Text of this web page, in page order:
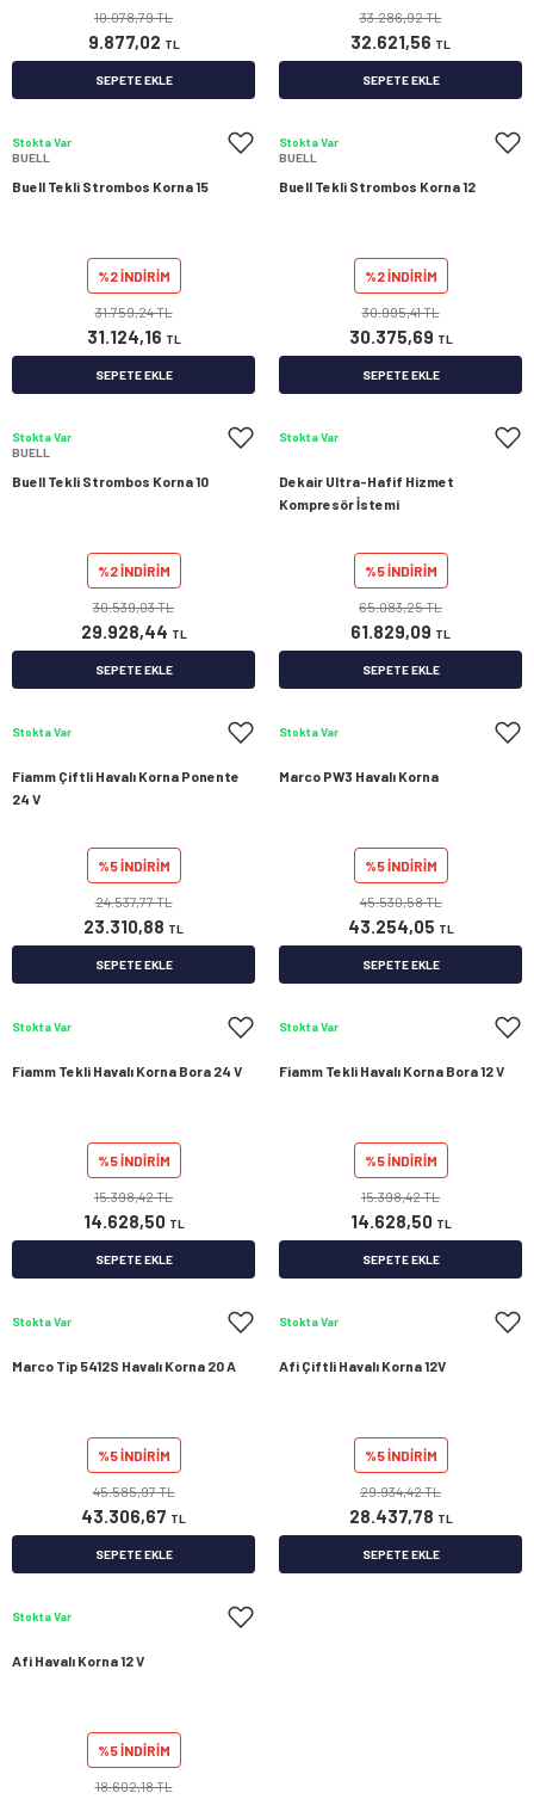
9.877,02 TL
10.078,79 TL
SEPETE EKLE
32.621,56 TL
33.286,92 TL
SEPETE EKLE
Stokta Var
BUELL
Buell Tekli Strombos Korna 15
%2 İNDİRİM
31.124,16 TL
31.759,24 TL
SEPETE EKLE
Stokta Var
BUELL
Buell Tekli Strombos Korna 12
%2 İNDİRİM
30.375,69 TL
30.995,41 TL
SEPETE EKLE
Stokta Var
BUELL
Buell Tekli Strombos Korna 10
%2 İNDİRİM
29.928,44 TL
30.539,03 TL
SEPETE EKLE
Stokta Var
Dekair Ultra-Hafif Hizmet
Kompresör İstemi
%5 İNDİRİM
61.829,09 TL
65.083,25 TL
SEPETE EKLE
Stokta Var
Fiamm Çiftli Havalı Korna Ponente
24 V
%5 İNDİRİM
23.310,88 TL
24.537,77 TL
SEPETE EKLE
Stokta Var
Marco PW3 Havalı Korna
%5 İNDİRİM
43.254,05 TL
45.530,58 TL
SEPETE EKLE
Stokta Var
Fiamm Tekli Havalı Korna Bora 24 V
%5 İNDİRİM
14.628,50 TL
15.398,42 TL
SEPETE EKLE
Stokta Var
Fiamm Tekli Havalı Korna Bora 12 V
%5 İNDİRİM
14.628,50 TL
15.398,42 TL
SEPETE EKLE
Stokta Var
Marco Tip 5412S Havalı Korna 20 A
%5 İNDİRİM
43.306,67 TL
45.585,97 TL
SEPETE EKLE
Stokta Var
Afi Çiftli Havalı Korna 12V
%5 İNDİRİM
28.437,78 TL
29.934,42 TL
SEPETE EKLE
Stokta Var
Afi Havalı Korna 12 V
%5 İNDİRİM
18.602,18 TL